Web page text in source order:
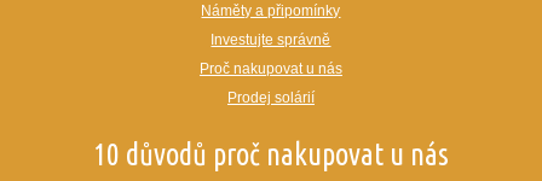
Náměty a připomínky
Investujte správně
Proč nakupovat u nás
Prodej solárií
10 důvodů proč nakupovat u nás